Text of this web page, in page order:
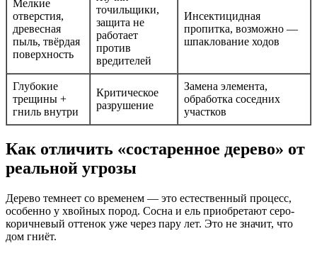
Мелкие
отверстия,
древесная
пыль, твёрдая
поверхность
точильщики,
защита не
работает
против
вредителей
Инсектицидная
пропитка, возможно —
шпаклование ходов
Глубокие
трещины +
гниль внутри
Критическое
разрушение
Замена элемента,
обработка соседних
участков
Как отличить «состаренное дерево» от
реальной угрозы
Дерево темнеет со временем — это естественный процесс,
особенно у хвойных пород. Сосна и ель приобретают серо-
коричневый оттенок уже через пару лет. Это не значит, что
дом гниёт.